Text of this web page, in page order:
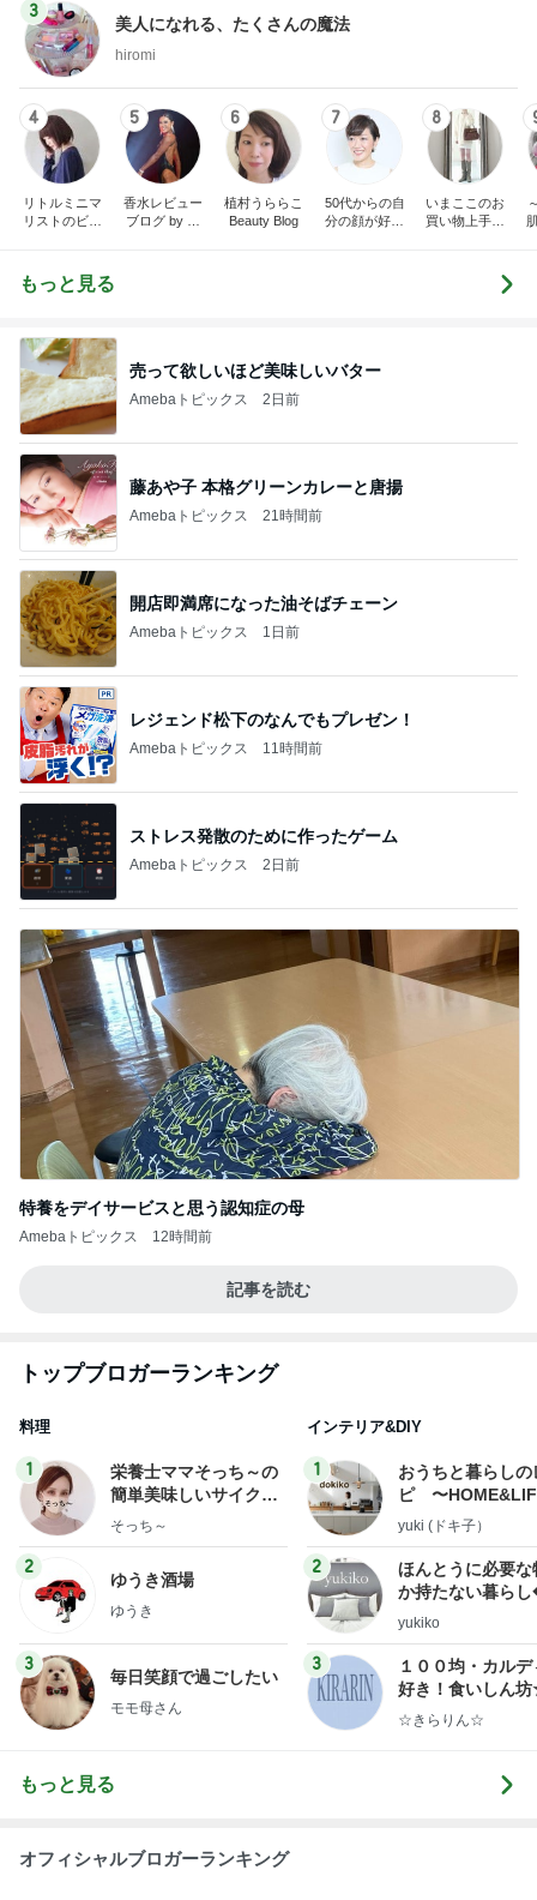
3
美人になれる、たくさんの魔法
hiromi
4
リトルミニマ
リストのビュ
alist's beauty c
olum
5
香水レビュー
ブログ by 箸
6
植村うららこ
Beauty Blog
7
50代からの自
分の顔が好き
8
いまここのお
買い物上手に
もっと見る
売って欲しいほど美味しいバター
Amebaトピックス 2日前
藤あや子 本格グリーンカレーと唐揚
Amebaトピックス 21時間前
開店即満席になった油そばチェーン
Amebaトピックス 1日前
レジェンド松下のなんでもプレゼン！
Amebaトピックス 11時間前
ストレス発散のために作ったゲーム
Amebaトピックス 2日前
特養をデイサービスと思う認知症の母
Amebaトピックス 12時間前
記事を読む
トップブロガーランキング
料理
1
栄養士ママそっち～の
簡単美味しいサイクル
献立
そっち～
2
ゆうき酒場
ゆうき
3
毎日笑顔で過ごしたい
モモ母さん
インテリア&DIY
1
おうちと暮らしの
ピ 〜
yuki (ドキ子）
2
ほんとうに必要な
か持たない暮ら
ep Life Simple◆
yukiko
3
１００均・カルデ
好き！食いしん
らりん☆のブログ
☆きらりん☆
もっと見る
オフィシャルブロガーランキング